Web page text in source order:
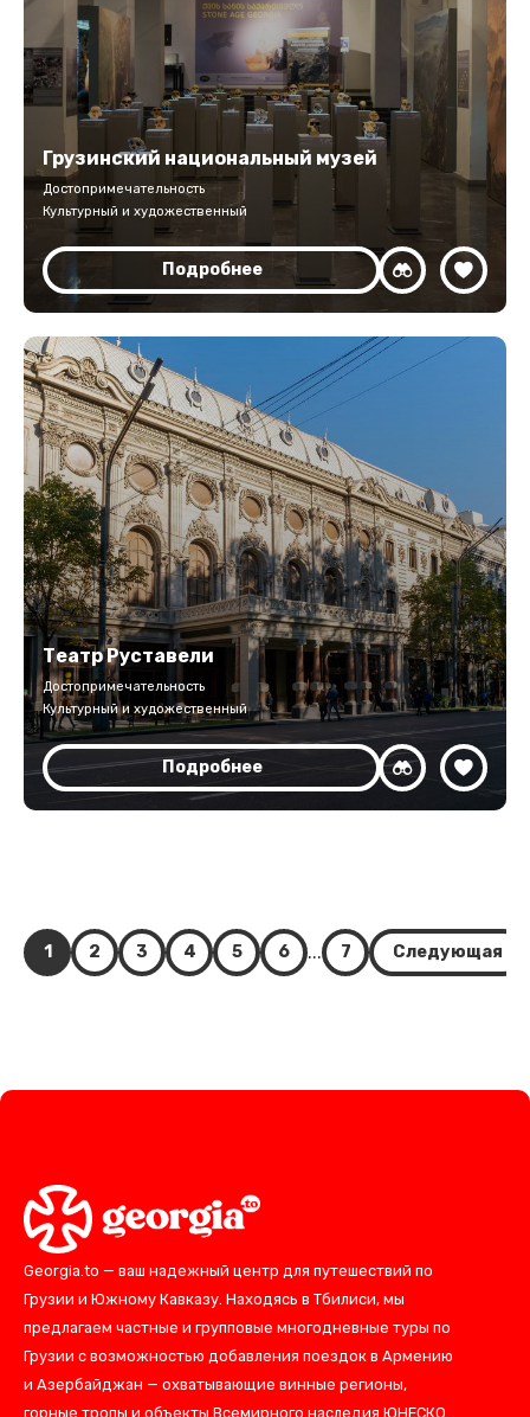
Грузинский национальный музей
Достопримечательность
Культурный и художественный
Подробнее
Театр Руставели
Достопримечательность
Культурный и художественный
Подробнее
1 2 3 4 5 6 ... 7 Следующая
Georgia.to — ваш надежный центр для путешествий по
Грузии и Южному Кавказу. Находясь в Тбилиси, мы
предлагаем частные и групповые многодневные туры по
Грузии с возможностью добавления поездок в Армению
и Азербайджан — охватывающие винные регионы,
горные тропы и объекты Всемирного наследия ЮНЕСКО.